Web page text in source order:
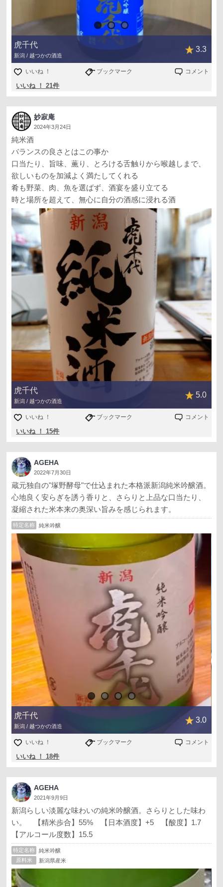
虎千代
新潟 / 越つかの酒造
3.3
いいね ！ ブックマーク コメント
いいね ！ 21件
妙寂庵
2024年3月24日
純米酒
バランスの良さとはこの事か
口当たり、旨味、薫り、とろける舌触りから喉越しまで、
欲しいものを加減よく満たしてくれる
肴も野菜、肉、魚を選ばず、酒宴を盛り立てる
時と場所を超えて、無心に自分の酒感に浸れる酒
虎千代
新潟 / 越つかの酒造
5.0
いいね ！ ブックマーク コメント
いいね ！ 15件
AGEHA
2022年7月30日
蔵元独自の"塚野酵母"で仕込まれた本格派新潟純米吟醸酒。
心地良く安らぎを誘う香りと、さらりと上品な口当たり、
凝縮された米本来の奥深い旨みを感じられます。
特定名称 純米吟醸
虎千代
新潟 / 越つかの酒造
3.0
いいね ！ ブックマーク コメント
いいね ！ 18件
AGEHA
2021年9月9日
新潟らしい淡麗な味わいの純米吟醸酒。さらりとした味わ
い。 【精米歩合】55% 【日本酒度】+5 【酸度】1.7
【アルコール度数】15.5
特定名称
純米吟醸
原料米
新潟県産米